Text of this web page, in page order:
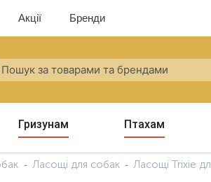
Акції Бренди
Гризунам Птахам
Ласощі для собак Ласощі Trixie